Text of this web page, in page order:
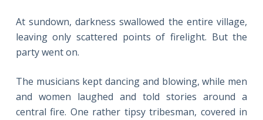
At sundown, darkness swallowed the entire village,
leaving only scattered points of firelight. But the
party went on.
The musicians kept dancing and blowing, while men
and women laughed and told stories around a
central fire. One rather tipsy tribesman, covered in